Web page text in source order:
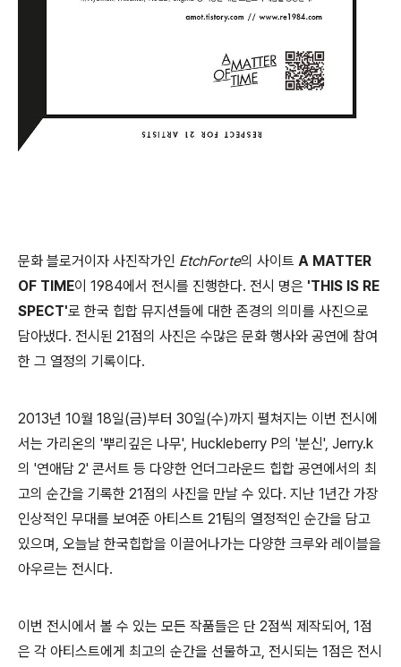
문화 블로거이자 사진작가인 EtchForte의 사이트 A MATTER
OF TIME이 1984에서 전시를 진행한다. 전시 명은 'THIS IS RE
SPECT'로 한국 힙합 뮤지션들에 대한 존경의 의미를 사진으로
담아냈다. 전시된 21점의 사진은 수많은 문화 행사와 공연에 참여
한 그 열정의 기록이다.
2013년 10월 18일(금)부터 30일(수)까지 펼쳐지는 이번 전시에
서는 가리온의 '뿌리깊은 나무', Huckleberry P의 '분신', Jerry.k
의 '연애담 2' 콘서트 등 다양한 언더그라운드 힙합 공연에서의 최
고의 순간을 기록한 21점의 사진을 만날 수 있다. 지난 1년간 가장
인상적인 무대를 보여준 아티스트 21팀의 열정적인 순간을 담고
있으며, 오늘날 한국힙합을 이끌어나가는 다양한 크루와 레이블을
아우르는 전시다.
이번 전시에서 볼 수 있는 모든 작품들은 단 2점씩 제작되어, 1점
은 각 아티스트에게 최고의 순간을 선물하고, 전시되는 1점은 전시